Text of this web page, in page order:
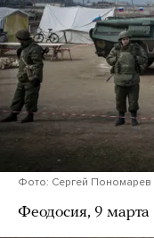
Фото: Сергей Пономарев
Феодосия, 9 марта